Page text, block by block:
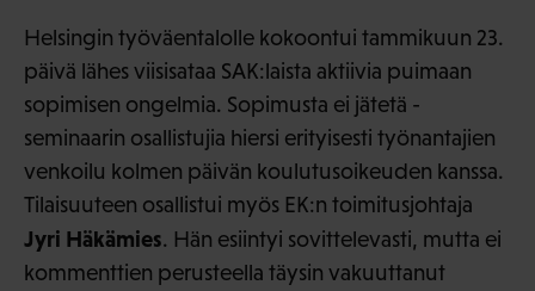
Helsingin työväentalolle kokoontui tammikuun 23.
päivä lähes viisisataa SAK:laista aktiivia puimaan
sopimisen ongelmia. Sopimusta ei jätetä -
seminaarin osallistujia hiersi erityisesti työnantajien
venkoilu kolmen päivän koulutusoikeuden kanssa.
Tilaisuuteen osallistui myös EK:n toimitusjohtaja
Jyri Häkämies. Hän esiintyi sovittelevasti, mutta ei
kommenttien perusteella täysin vakuuttanut